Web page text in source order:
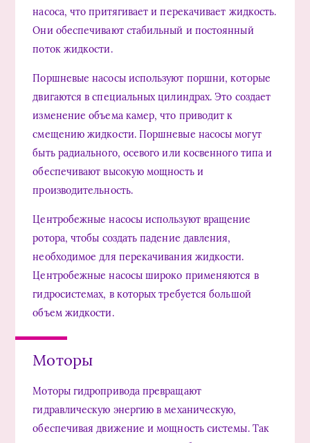
насоса, что притягивает и перекачивает жидкость.
Они обеспечивают стабильный и постоянный
поток жидкости.
Поршневые насосы используют поршни, которые
двигаются в специальных цилиндрах. Это создает
изменение объема камер, что приводит к
смещению жидкости. Поршневые насосы могут
быть радиального, осевого или косвенного типа и
обеспечивают высокую мощность и
производительность.
Центробежные насосы используют вращение
ротора, чтобы создать падение давления,
необходимое для перекачивания жидкости.
Центробежные насосы широко применяются в
гидросистемах, в которых требуется большой
объем жидкости.
Моторы
Моторы гидропривода превращают
гидравлическую энергию в механическую,
обеспечивая движение и мощность системы. Так